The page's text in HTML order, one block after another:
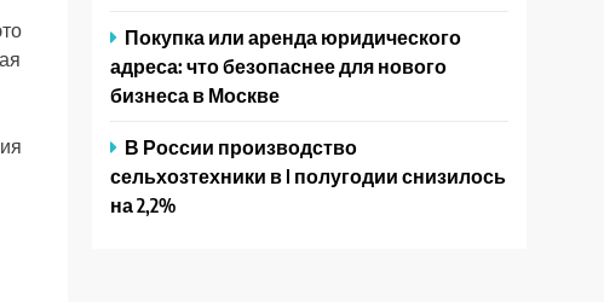
Покупка или аренда юридического
адреса: что безопаснее для нового
бизнеса в Москве
В России производство
сельхозтехники в I полугодии снизилось
на 2,2%